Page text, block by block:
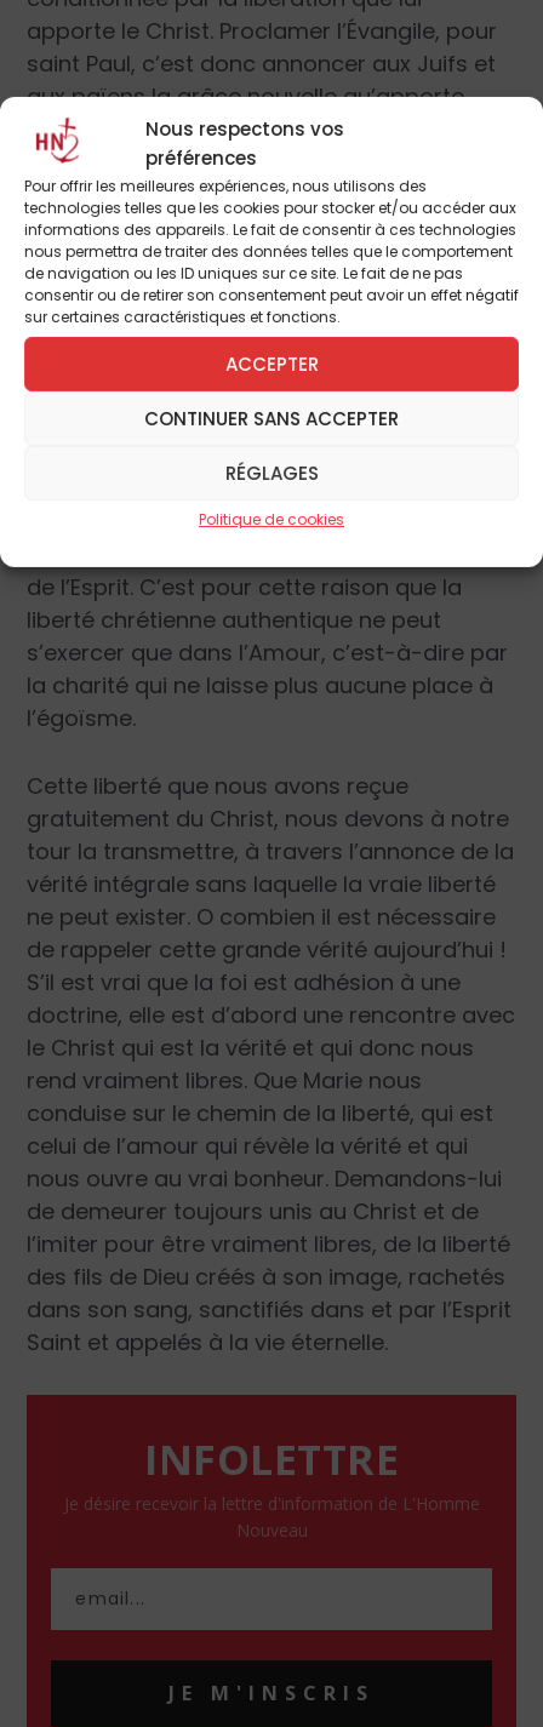
Nous respectons vos
préférences
Pour offrir les meilleures expériences, nous utilisons des
technologies telles que les cookies pour stocker et/ou accéder aux
informations des appareils. Le fait de consentir à ces technologies
nous permettra de traiter des données telles que le comportement
de navigation ou les ID uniques sur ce site. Le fait de ne pas
consentir ou de retirer son consentement peut avoir un effet négatif
sur certaines caractéristiques et fonctions.
ACCEPTER
CONTINUER SANS ACCEPTER
RÉGLAGES
Politique de cookies
apporte le Christ. Proclamer l’Évangile, pour
saint Paul, c’est donc annoncer aux Juifs et
aux païens la grâce nouvelle qu’apporte
Jésus au baptisé. Au principe de ce don ne
se trouve pas un acte purement juridique,
mais bien un DON, qui n’est autre que
l’Esprit-Saint lui-même, source de tous les
autres dons. Une prédication qui devient
purement légaliste n’est pas évangélique. La
liberté chrétienne est un don gratuit de Dieu.
Ne soyons jamais pélagiens, ni jansénistes.
D’où le principe énoncé par saint Paul :« Là
où est l’Esprit du Seigneur, là est la liberté ».
Pour Paul, la présence même de l’Esprit-
Saint signifie la présence de la liberté et le
chrétien n’est vraiment libre que dans la
de l’Esprit. C’est pour cette raison que la
liberté chrétienne authentique ne peut
s’exercer que dans l’Amour, c’est-à-dire par
la charité qui ne laisse plus aucune place à
l’égoïsme.
Cette liberté que nous avons reçue
gratuitement du Christ, nous devons à notre
tour la transmettre, à travers l’annonce de la
vérité intégrale sans laquelle la vraie liberté
ne peut exister. O combien il est nécessaire
de rappeler cette grande vérité aujourd’hui !
S’il est vrai que la foi est adhésion à une
doctrine, elle est d’abord une rencontre avec
le Christ qui est la vérité et qui donc nous
rend vraiment libres. Que Marie nous
conduise sur le chemin de la liberté, qui est
celui de l’amour qui révèle la vérité et qui
nous ouvre au vrai bonheur. Demandons-lui
de demeurer toujours unis au Christ et de
l’imiter pour être vraiment libres, de la liberté
des fils de Dieu créés à son image, rachetés
dans son sang, sanctifiés dans et par l’Esprit
Saint et appelés à la vie éternelle.
INFOLETTRE
Je désire recevoir la lettre d'information de L'Homme
Nouveau
JE M'INSCRIS